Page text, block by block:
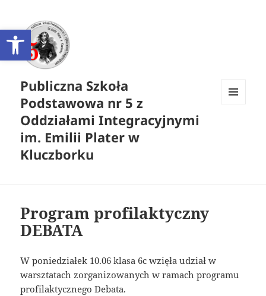
Otwórz pasek narzędzi
Publiczna Szkoła
Podstawowa nr 5 z
Oddziałami Integracyjnymi
im. Emilii Plater w
Kluczborku
Program profilaktyczny
DEBATA
W poniedziałek 10.06 klasa 6c wzięła udział w
warsztatach zorganizowanych w ramach programu
profilaktycznego Debata.